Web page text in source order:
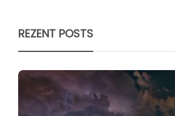
REZENT POSTS